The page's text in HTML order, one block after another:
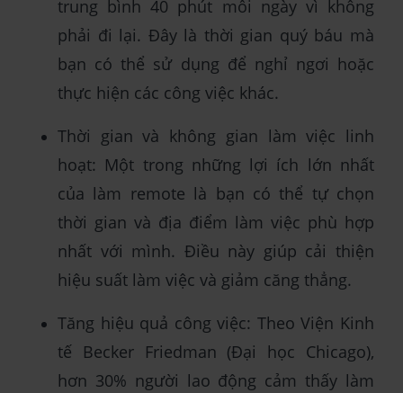
trung bình 40 phút mỗi ngày vì không
phải đi lại. Đây là thời gian quý báu mà
bạn có thể sử dụng để nghỉ ngơi hoặc
thực hiện các công việc khác.
Thời gian và không gian làm việc linh
hoạt: Một trong những lợi ích lớn nhất
của làm remote là bạn có thể tự chọn
thời gian và địa điểm làm việc phù hợp
nhất với mình. Điều này giúp cải thiện
hiệu suất làm việc và giảm căng thẳng.
Tăng hiệu quả công việc: Theo Viện Kinh
tế Becker Friedman (Đại học Chicago),
hơn 30% người lao động cảm thấy làm